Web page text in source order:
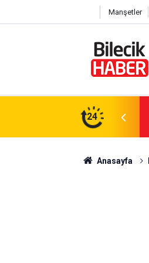
Manşetler
24
Anasayfa